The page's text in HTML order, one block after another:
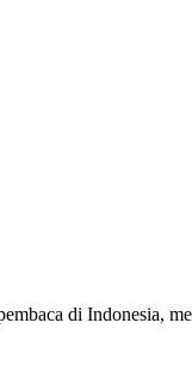
di Indonesia,